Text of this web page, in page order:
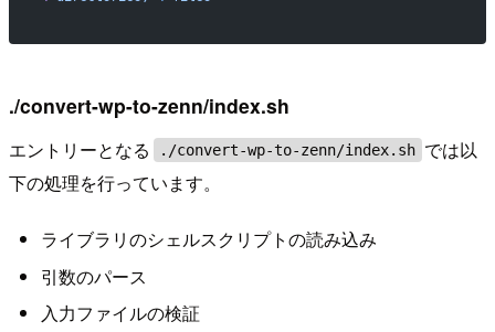
./convert-wp-to-zenn/index.sh
エントリーとなる ./convert-wp-to-zenn/index.sh では以
下の処理を行っています。
ライブラリのシェルスクリプトの読み込み
引数のパース
入力ファイルの検証